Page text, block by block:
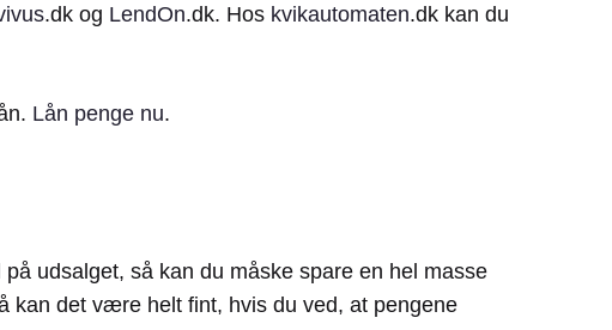
.dk og LendOn.dk. Hos kvikautomaten.dk kan du
Lån penge nu.
udsalget, så kan du måske spare en hel masse
kan det være helt fint, hvis du ved, at pengene